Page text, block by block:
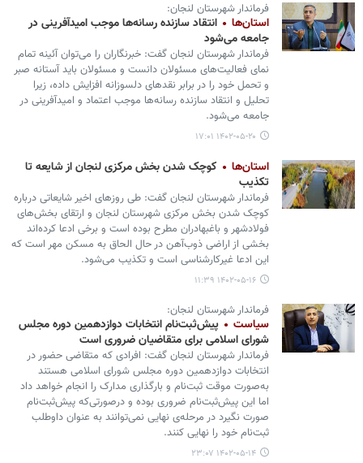
فرماندار شهرستان لنجان:
استان‌ها
انتقاد سازنده رسانه‌ها موجب امیدآفرینی در
جامعه می‌شود
فرماندار شهرستان لنجان گفت: خبرنگاران را می‌توان آئینه تمام
نمای فعالیت‌های مسئولان دانست و مسئولان باید آستانه صبر
و تحمل خود را در برابر نقدهای دلسوزانه افزایش داده، زیرا
تحلیل و انتقاد سازنده رسانه‌ها موجب اعتماد و امیدآفرینی در
جامعه می‌شود.
۱۴۰۲-۰۵-۲۰ ۱۷:۰۱
استان‌ها
کوچک شدن بخش مرکزی لنجان از شایعه تا
تکذیب
فرماندار شهرستان لنجان گفت: طی روزهای اخیر شایعاتی درباره
کوچک شدن بخش مرکزی شهرستان لنجان و ارتقای بخش‌های
فولادشهر و باغبهادران مطرح بوده است و برخی ادعا کرده‌اند
بخشی از اراضی ذوب‌آهن در حال الحاق به مسکن مهر است که
این ادعا غیرکارشناسی است و تکذیب می‌شود.
۱۴۰۲-۰۵-۱۶ ۱۱:۳۹
فرماندار شهرستان لنجان:
سیاست
پیش‌ثبت‌نام انتخابات دوازدهمین دوره مجلس
شورای اسلامی برای متقاضیان ضروری است
فرماندار شهرستان لنجان گفت: افرادی که متقاضی حضور در
انتخابات دوازدهمین دوره مجلس شورای اسلامی هستند
به‌صورت موقت ثبت‌نام و بارگذاری مدارک را انجام خواهد داد
اما این پیش‌ثبت‌نام ضروری بوده و درصورتی‌که پیش‌ثبت‌نام
صورت نگیرد در مرحله‌ی نهایی نمی‌توانند به عنوان داوطلب
ثبت‌نام خود را نهایی کنند.
۱۴۰۲-۰۵-۱۴ ۲۳:۰۷